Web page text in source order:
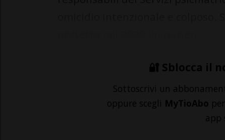
🔐 Sblocca il
Sottoscrivi un
oppure scegli MyTioAbo
app